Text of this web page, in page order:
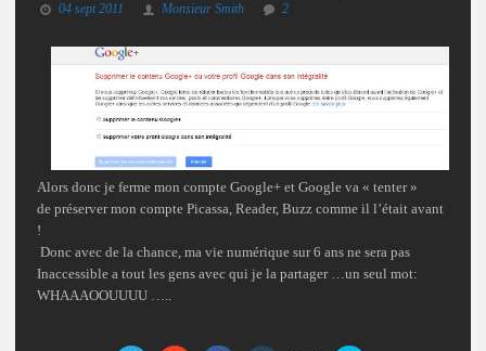
04 sept 2011 Monsieur Smith 2
Alors donc je ferme mon compte Google+ et Google va « tenter »
de préserver mon compte Picassa, Reader, Buzz comme il l’était avant
!
Donc avec de la chance, ma vie numérique sur 6 ans ne sera pas
Inaccessible a tout les gens avec qui je la partager …un seul mot:
WHAAAOOUUUU …..